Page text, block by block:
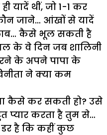
यादें थीं, जो 1-1 कर
जाने… आंखों से यादें
कैसे भूल सकती है
के वे दिन जब शालिनी
के अपने पापा के
ने क्या कम
कैसे कर सकती हो? उसे
प्यार करता है तुम से…
है कि कहीं कुछ